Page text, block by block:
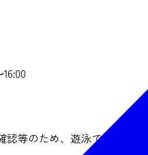
認等のため、遊泳できません。